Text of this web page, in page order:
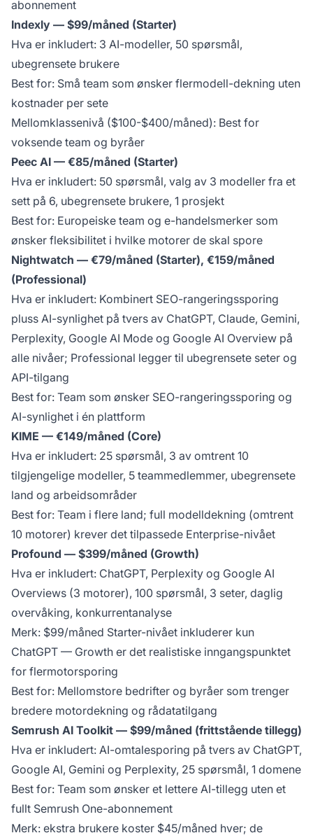
abonnement
Indexly — $99/måned (Starter)
Hva er inkludert: 3 AI-modeller, 50 spørsmål,
ubegrensete brukere
Best for: Små team som ønsker flermodell-dekning uten
kostnader per sete
Mellomklassenivå ($100-$400/måned): Best for
voksende team og byråer
Peec AI — €85/måned (Starter)
Hva er inkludert: 50 spørsmål, valg av 3 modeller fra et
sett på 6, ubegrensete brukere, 1 prosjekt
Best for: Europeiske team og e-handelsmerker som
ønsker fleksibilitet i hvilke motorer de skal spore
Nightwatch — €79/måned (Starter), €159/måned
(Professional)
Hva er inkludert: Kombinert SEO-rangeringssporing
pluss AI-synlighet på tvers av ChatGPT, Claude, Gemini,
Perplexity, Google AI Mode og Google AI Overview på
alle nivåer; Professional legger til ubegrensete seter og
API-tilgang
Best for: Team som ønsker SEO-rangeringssporing og
AI-synlighet i én plattform
KIME — €149/måned (Core)
Hva er inkludert: 25 spørsmål, 3 av omtrent 10
tilgjengelige modeller, 5 teammedlemmer, ubegrensete
land og arbeidsområder
Best for: Team i flere land; full modelldekning (omtrent
10 motorer) krever det tilpassede Enterprise-nivået
Profound — $399/måned (Growth)
Hva er inkludert: ChatGPT, Perplexity og Google AI
Overviews (3 motorer), 100 spørsmål, 3 seter, daglig
overvåking, konkurrentanalyse
Merk: $99/måned Starter-nivået inkluderer kun
ChatGPT — Growth er det realistiske inngangspunktet
for flermotorsporing
Best for: Mellomstore bedrifter og byråer som trenger
bredere motordekning og rådatatilgang
Semrush AI Toolkit — $99/måned (frittstående tillegg)
Hva er inkludert: AI-omtalesporing på tvers av ChatGPT,
Google AI, Gemini og Perplexity, 25 spørsmål, 1 domene
Best for: Team som ønsker et lettere AI-tillegg uten et
fullt Semrush One-abonnement
Merk: ekstra brukere koster $45/måned hver; de